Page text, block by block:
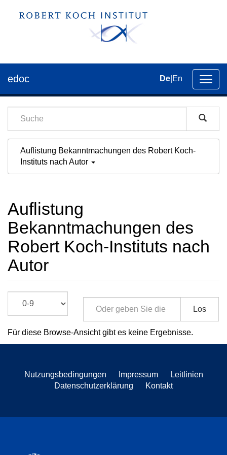
der
edoc De En
Auflistung Bekanntmachungen des Robert Koch-
Instituts nach Autor
Auflistung
Bekanntmachungen des
Robert Koch-Instituts nach
Autor
Los
Für diese Browse-Ansicht gibt es keine Ergebnisse.
Nutzungsbedingungen Impressum
Leitlinien
Datenschutzerklärung
Kontakt